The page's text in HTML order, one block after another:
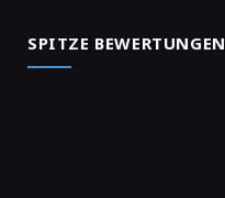
SPITZE BEWERTUNGEN